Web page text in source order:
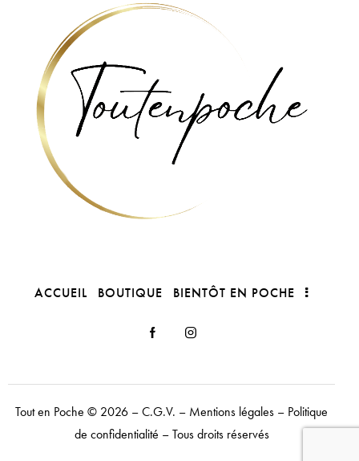
ACCUEIL BOUTIQUE BIENTÔT EN POCHE
Tout en Poche © 2026 –C.G.V. – Mentions légales – Politique
de confidentialité – Tous droits réservés